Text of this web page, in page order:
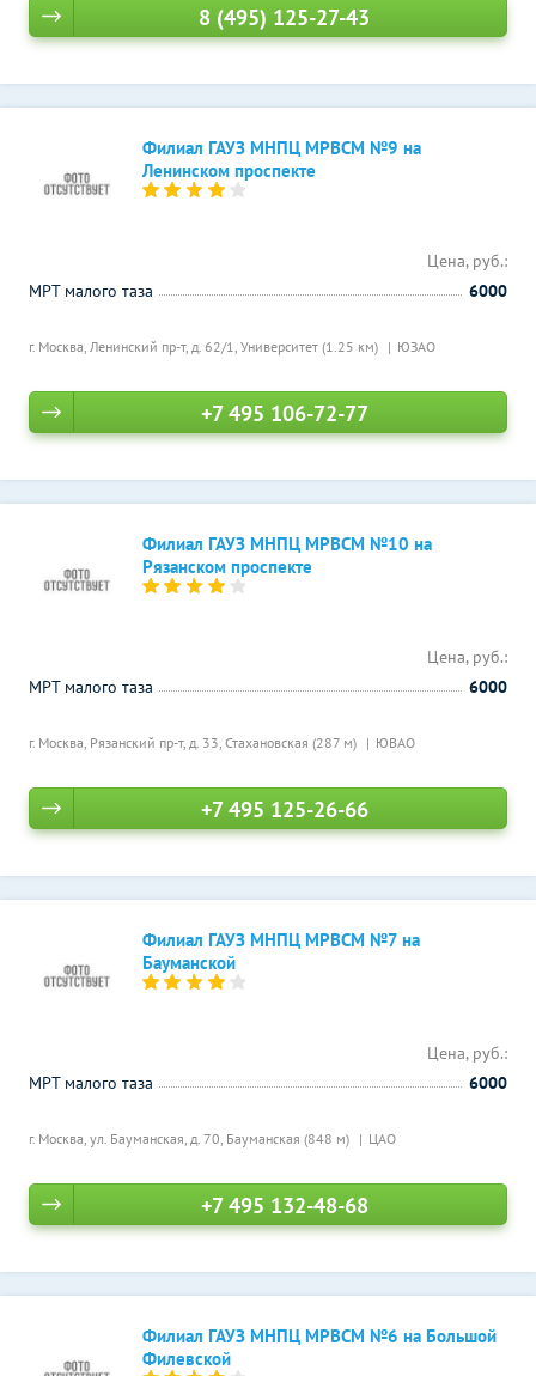
8 (495) 125-27-43
Филиал ГАУЗ МНПЦ МРВСМ №9 на
Ленинском проспекте
г. Москва, Ленинский пр-т, д. 62/1, Университет (1.25 км) ЮЗАО
Цена, руб.:
МРТ малого таза
6000
+7 495 106-72-77
Филиал ГАУЗ МНПЦ МРВСМ №10 на
Рязанском проспекте
г. Москва, Рязанский пр-т, д. 33, Стахановская (287 м) ЮВАО
Цена, руб.:
МРТ малого таза
6000
+7 495 125-26-66
Филиал ГАУЗ МНПЦ МРВСМ №7 на
Бауманской
г. Москва, ул. Бауманская, д. 70, Бауманская (848 м) ЦАО
Цена, руб.:
МРТ малого таза
6000
+7 495 132-48-68
Филиал ГАУЗ МНПЦ МРВСМ №6 на Большой
Филевской